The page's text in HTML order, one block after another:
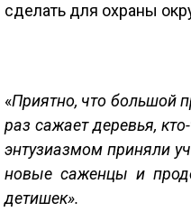
сделать для охраны
«Приятно, что большой
раз сажает деревья,
энтузиазмом приняли
новые саженцы и
детишек».